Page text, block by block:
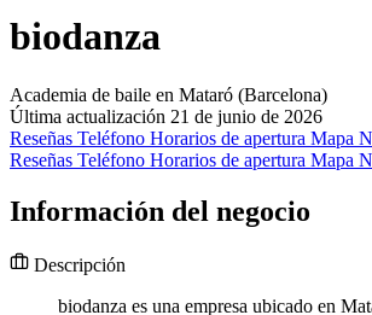
biodanza
Academia de baile en Mataró (Barcelona)
Última actualización 21 de junio de 2026
Reseñas Teléfono Horarios de apertura Mapa
Reseñas Teléfono Horarios de apertura Mapa
Información del negocio
Descripción
biodanza es una empresa ubicado en